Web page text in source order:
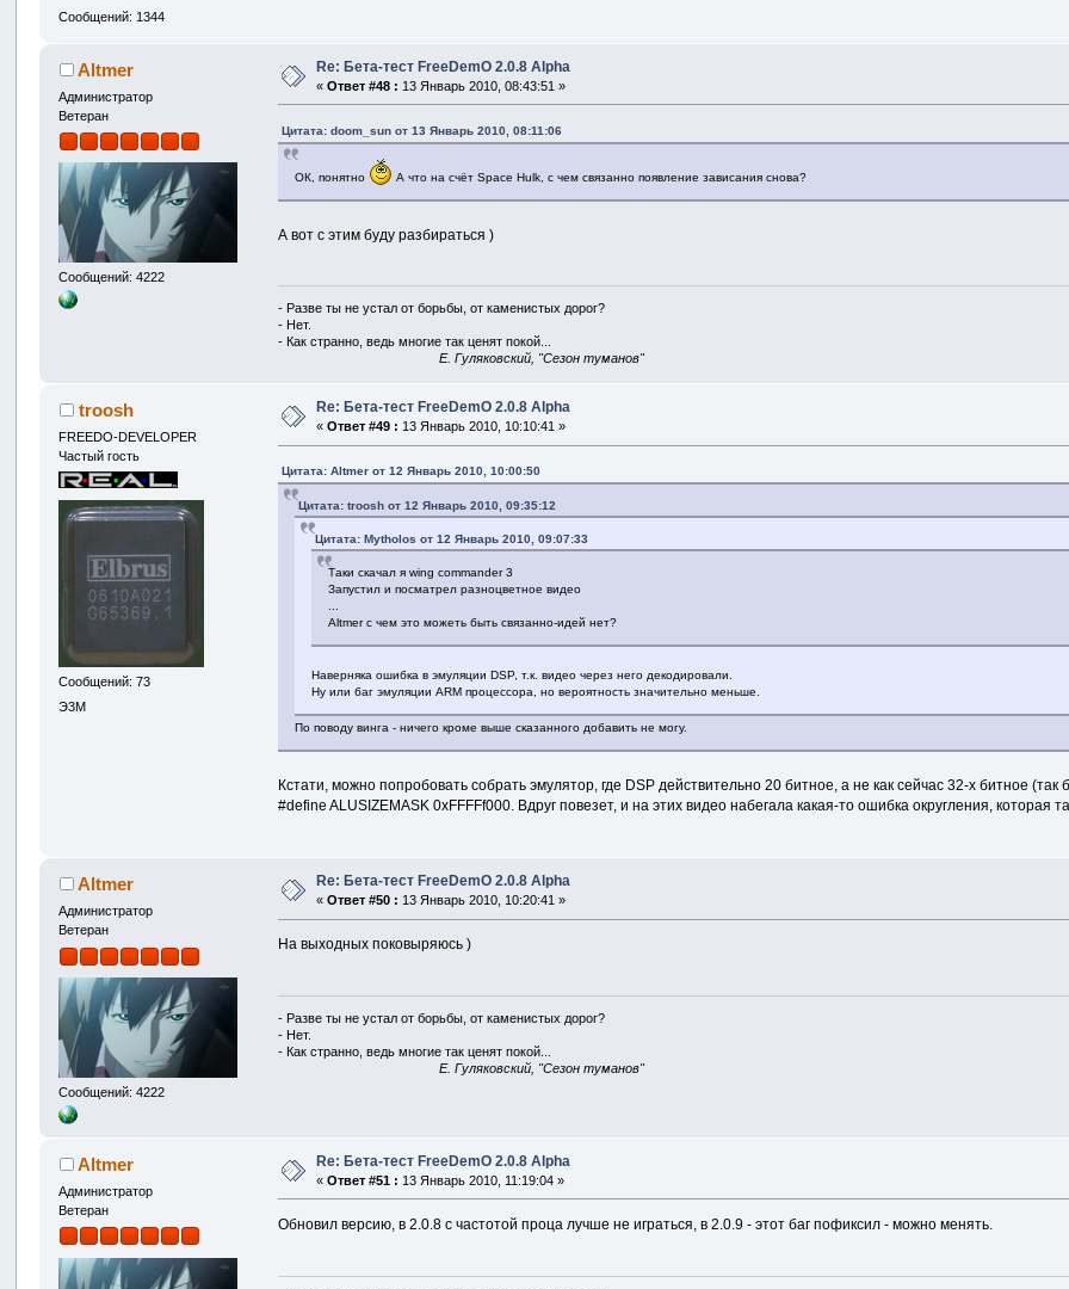
Сообщений: 1344
Altmer
Администратор
Ветеран
Сообщений: 4222
Re: Бета-тест FreeDemO 2.0.8 Alpha
«Ответ #48 : 13 Январь 2010, 08:43:51 »
Цитата: doom_sun от 13 Январь 2010, 08:11:06
ОК, понятно А что на счёт Space Hulk, с чем связанно появление зависания снова?
А вот с этим буду разбираться )
- Разве ты не устал от борьбы, от каменистых дорог?
- Нет.
- Как странно, ведь многие так ценят покой...
E. Гуляковский, "Сезон туманов"
troosh
FREEDO-DEVELOPER
Частый гость
Сообщений: 73
Э3М
Re: Бета-тест FreeDemO 2.0.8 Alpha
«Ответ #49 : 13 Январь 2010, 10:10:41 »
Цитата: Altmer от 12 Январь 2010, 10:00:50
Цитата: troosh от 12 Январь 2010, 09:35:12
Цитата: Mytholos от 12 Январь 2010, 09:07:33
Таки скачал я wing commander 3
Запустил и посматрел разноцветное видео
Altmer с чем это можеть быть связанно-идей нет?
Наверняка ошибка в эмуляции DSP, т.к. видео через него декодировали.
Ну или баг эмуляции ARM процессора, но вероятность значительно меньше.
По поводу винга - ничего кроме выше сказанного добавить не могу.
Кстати, можно попробовать собрать эмулятор, где DSP действительно 20 битное, а не как сейчас 32-х битное
#define ALUSIZEMASK 0xFFFFf000. Вдруг повезет, и на этих видео набегала какая-то ошибка округления, которая
Altmer
Администратор
Ветеран
Сообщений: 4222
Re: Бета-тест FreeDemO 2.0.8 Alpha
«Ответ #50 : 13 Январь 2010, 10:20:41 »
На выходных поковыряюсь )
- Разве ты не устал от борьбы, от каменистых дорог?
- Нет.
- Как странно, ведь многие так ценят покой...
E. Гуляковский, "Сезон туманов"
Altmer
Администратор
Ветеран
Re: Бета-тест FreeDemO 2.0.8 Alpha
«Ответ #51 : 13 Январь 2010, 11:19:04 »
Обновил версию, в 2.0.8 с частотой проца лучше не играться, в 2.0.9 - этот баг пофиксил - можно менять.